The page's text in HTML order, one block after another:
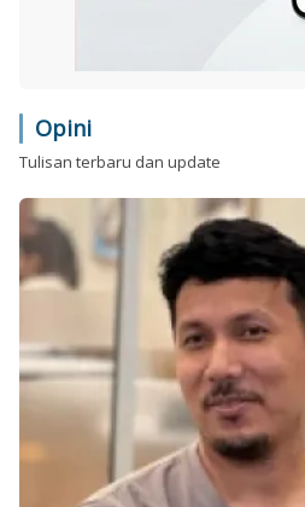
Opini
Tulisan terbaru dan update